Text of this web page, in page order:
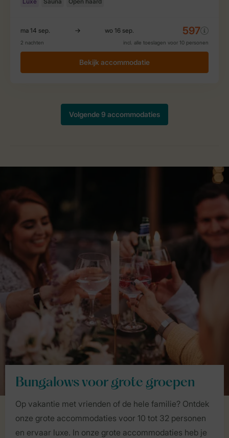
Bungalows voor grote groepen
Op vakantie met vrienden of de hele familie? Ontdek
onze grote accommodaties voor 10 tot 32 personen
en ervaar luxe. In onze grote accommodaties heb je